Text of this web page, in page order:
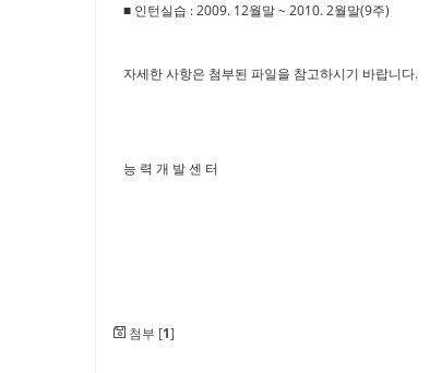
■ 인턴실습 : 2009. 12월말 ~ 2010. 2월말(9주)
자세한 사항은 첨부된 파일을 참고하시기 바랍니다.
능 력 개 발 센 터
첨부 [1]